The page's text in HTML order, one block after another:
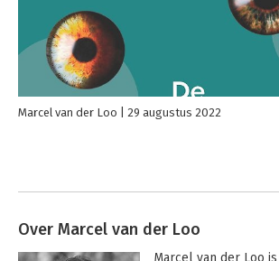
Marcel van der Loo 29 augustus 2022
Over Marcel van der Loo
Marcel van der Loo